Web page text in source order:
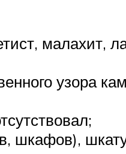
малахит,
узора
шкафов),